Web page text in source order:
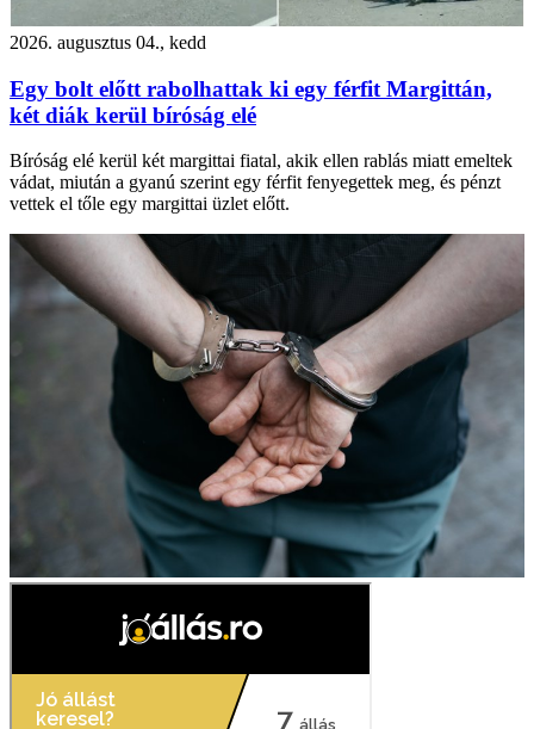
2026. augusztus 04., kedd
Egy bolt előtt rabolhattak ki egy férfit Margittán,
két diák kerül bíróság elé
Bíróság elé kerül két margittai fiatal, akik ellen rablás miatt emeltek
vádat, miután a gyanú szerint egy férfit fenyegettek meg, és pénzt
vettek el tőle egy margittai üzlet előtt.